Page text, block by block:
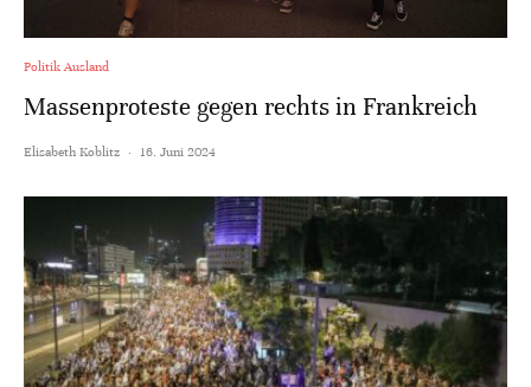
Politik Ausland
Massenproteste gegen rechts in Frankreich
Elisabeth Koblitz · 16. Juni 2024